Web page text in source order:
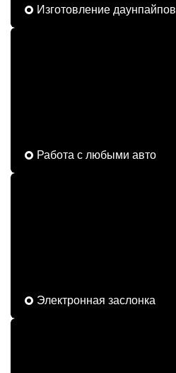
Изготовление даунпайпов
Работа с любыми авто
Электронная заслонка